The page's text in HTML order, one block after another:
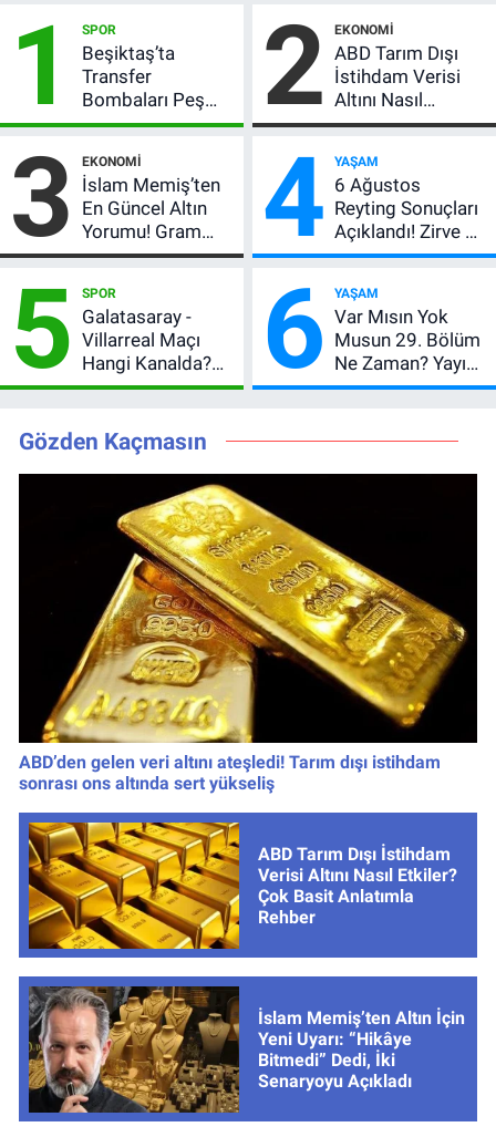
1 SPOR
Beşiktaş’ta
Transfer
Bombaları Peş
Peşe! Adalı
Açıkladı, 5 Yıldız
Daha Listede
2 EKONOMI
ABD Tarım Dışı
İstihdam Verisi
Altını Nasıl
Etkiler? Çok Basit
3 EKONOMI
İslam Memiş’ten
En Güncel Altın
Yorumu! Gram
Altın İçin 6.350 TL
Beklentisi
Değişmedi
4 YAŞAM
6 Ağustos
Reyting Sonuçları
Açıklandı! Zirve El
Değiştirdi:
MasterChef'i
Geride Bıraktı
5 SPOR
Galatasaray -
Villarreal Maçı
Hangi Kanalda?
Hazırlık Maçı Ne
Kaçta, Nereden
İzlenir?
6 YAŞAM
Var Mısın Yok
Musun 29. Bölüm
Ne Zaman? Yayın
Günü Değişti, Yeni
Gözden Kaçmasın
ABD’den gelen veri altını ateşledi! Tarım dışı istihdam
sonrası ons altında sert yükseliş
ABD Tarım Dışı İstihdam
Verisi Altını Nasıl Etkiler?
Çok Basit Anlatımla
Rehber
İslam Memiş’ten Altın İçin
Yeni Uyarı: “Hikâye
Bitmedi” Dedi, İki
Senaryoyu Açıkladı